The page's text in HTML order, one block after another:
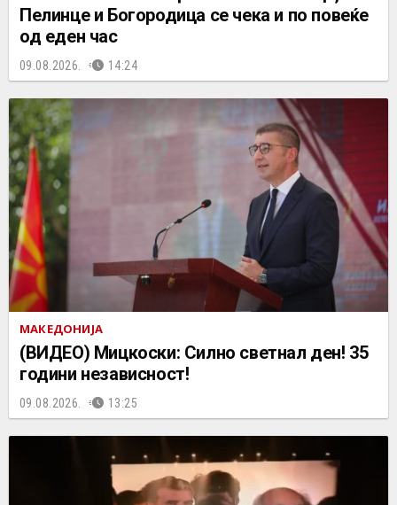
Пелинце и Богородица се чека и по повеќе
од еден час
09.08.2026. 14:24
МАКЕДОНИЈА
(ВИДЕО) Мицкоски: Силно светнал ден! 35
години независност!
09.08.2026. 13:25